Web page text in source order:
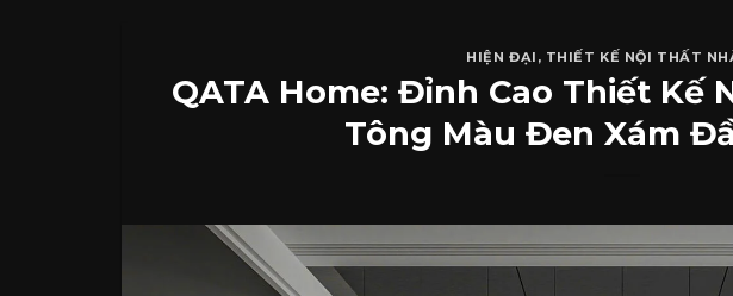
HIỆN ĐẠI , THIẾT KẾ NỘI THẤT
QATA Home: Đỉnh Cao Thiết Kế
Tông Màu Đen Xám